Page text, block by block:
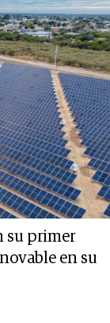
su primer
en su